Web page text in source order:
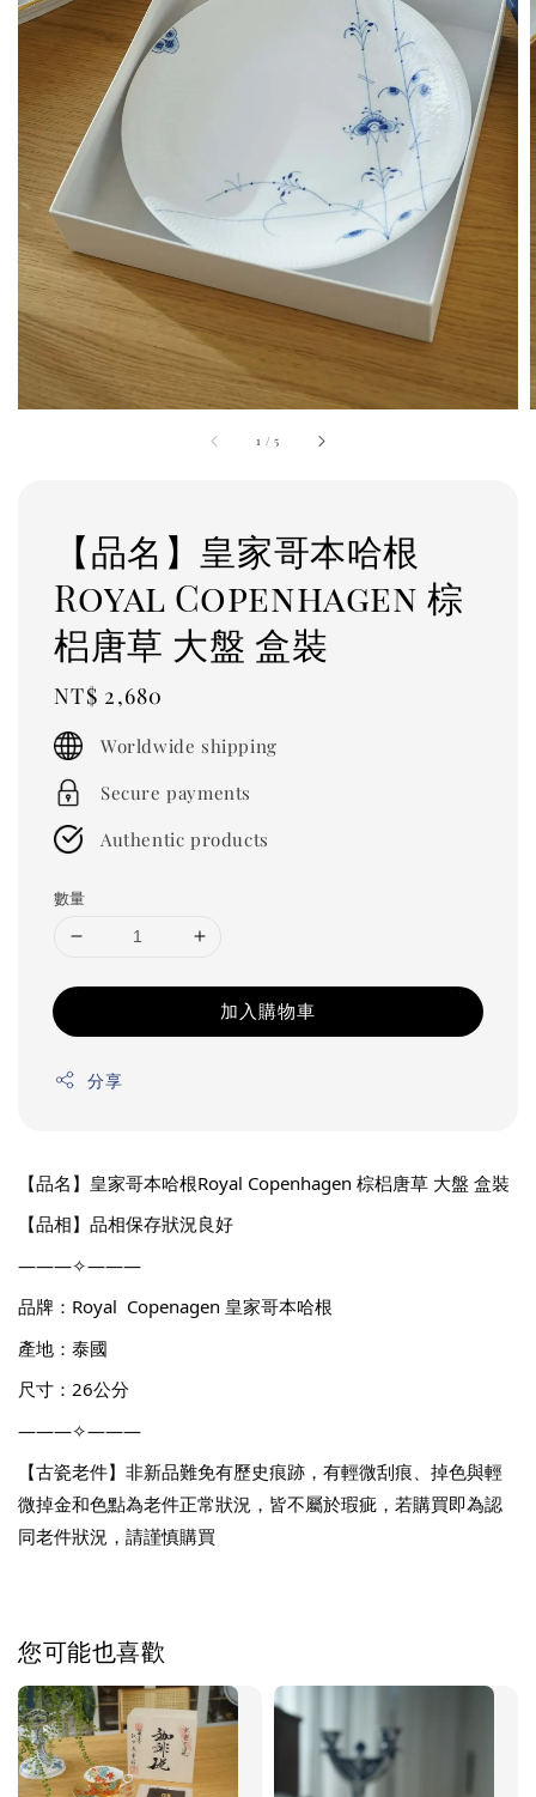
1 /5
【品名】皇家哥本哈根
Royal Copenhagen 棕
梠唐草 大盤 盒裝
Regular
price
NT$ 2,680
Worldwide shipping
Secure payments
Authentic products
數量
加入購物車
分享
【品名】皇家哥本哈根Royal Copenhagen 棕梠唐草 大盤 盒裝
【品相】品相保存狀況良好
———✧———
品牌：Royal  Copenagen 皇家哥本哈根
產地：泰國
尺寸：26公分
———✧———
【古瓷老件】非新品難免有歷史痕跡，有輕微刮痕、掉色與輕
微掉金和色點為老件正常狀況，皆不屬於瑕疵，若購買即為認
同老件狀況，請謹慎購買
您可能也喜歡